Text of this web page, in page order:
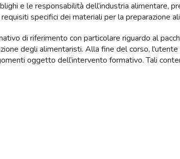
e le responsabilità dell’industria
specifici dei materiali per la preparazione
di riferimento con particolare riguardo al
degli alimentaristi. Alla fine del corso,
oggetto dell’intervento formativo. Tali